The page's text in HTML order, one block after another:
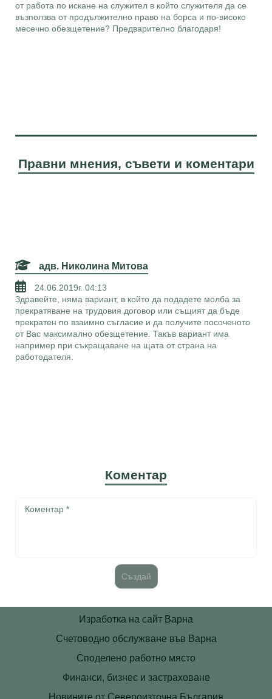
от работа по искане на служител в който служителя да се
възползва от продължително право на борса и по-високо
месечно обезщетение? Предварително благодаря!
Правни мнения, съвети и коментари
адв. Николина Митова
24.06.2019г. 04:13
Здравейте, няма вариант, в който да подадете молба за
прекратяване на трудовия договор или същият да бъде
прекратен по взаимно съгласие и да получите посоченото
от Вас максимално обезщетение. Такъв вариант има
например при съкращаване на щата от страна на
работодателя.
Коментар
Изработка на сайт Варна
Счетоводно обслужване във Варна
Споделено работно място
Финанси, бизнес и застраховане
Новините от Североизточна България